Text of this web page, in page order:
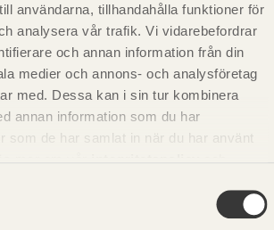
användarna, tillhandahålla funktioner för
analysera vår trafik. Vi vidarebefordrar
och annan information från din
medier och annons- och analysföretag
med. Dessa kan i sin tur kombinera
annan information som du har
som de har samlat in när du har använt